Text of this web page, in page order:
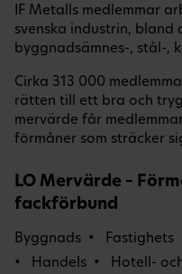
IF Metalls medlemmar
svenska industrin, bland
byggnadsämnes-, stål-,
Cirka 313 000
rätten till ett bra och
mervärde får
förmåner som sträcker
LO Mervärde –
fackförbund
Byggnads Fastighets
Handels
Hotell-